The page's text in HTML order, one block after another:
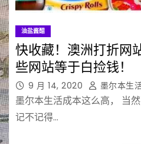
油盐酱醋
快收藏！澳洲打折网
些网站等于白捡钱！
9 月 14, 2020 墨尔本生
墨尔本生活成本这么高， 当
记不记得…